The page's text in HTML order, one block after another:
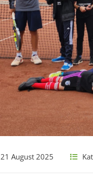
21 August 2025